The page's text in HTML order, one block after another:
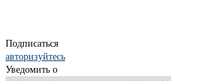
Подписаться
авторизуйтесь
Уведомить о